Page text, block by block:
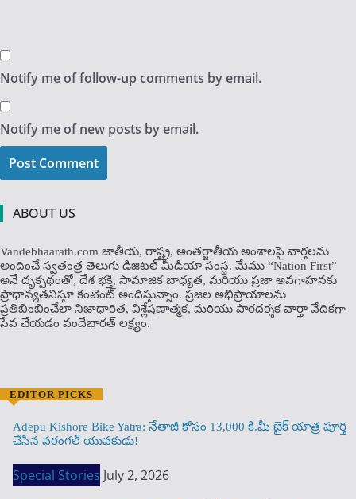
Notify me of follow-up comments by email.
Notify me of new posts by email.
ABOUT US
Vandebhaarath.com జాతీయ, రాష్ట్ర, అంతర్జాతీయ అంశాలపై వార్తలను
అందించే స్వతంత్ర తెలుగు డిజిటల్ మీడియా సంస్థ. మేము “Nation First”
అనే దృక్పథంతో, దేశ భక్తి, సామాజిక బాధ్యత, మరియు ప్రజా అవగాహనకు
ప్రాధాన్యతనిస్తూ కంటెంట్ అందిస్తున్నాం. ప్రజల అభిప్రాయాలను
ప్రతిబింబించేలా నిజాధారిత, విశ్లేషణాత్మక, మరియు పారదర్శక వార్తా వేదికగా
సేవ చేయడం వందేభార‌త్ ల‌క్ష్యం.
EDITOR PICKS
Adepu Kishore Bike Yatra: నేతాజీ కోసం 13,000 కి.మీ బైక్ యాత్ర పూర్తి
చేసిన వరంగల్ యువకుడు!
Special Stories July 2, 2026